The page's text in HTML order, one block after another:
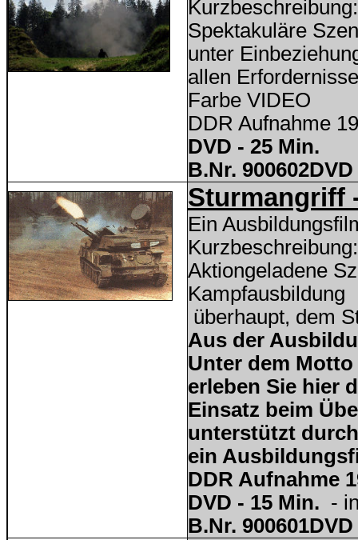
Kurzbeschreibung:
Spektakuläre
unter
allen
Farbe VIDEO
DDR Aufnahme
DVD - 25 Min.
B.Nr. 900602DVD
Sturmangriff
Ein
Kurzbeschreibung:
Aktiongeladene
Kampfausbildung
überhaupt, dem
Aus der
Unter dem
erleben Sie hier
Einsatz beim
unterstützt
ein
DDR Aufnahme
DVD - 15 Min. -
B.Nr. 900601DVD